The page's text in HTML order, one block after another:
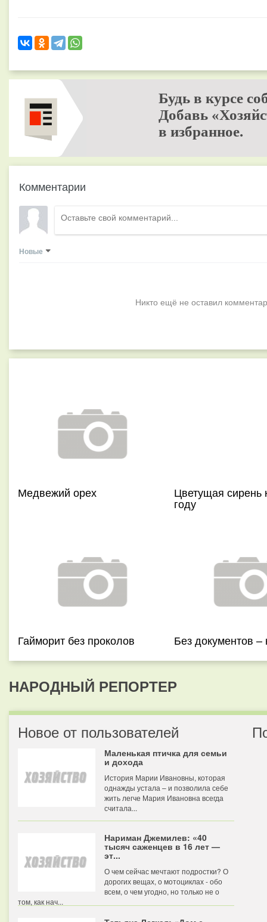
Будь в курсе
Добавь
в избранное.
Комментарии
Новые
Никто ещё не оставил
Медвежий орех Цветущая сирень
году
Гайморит без проколов Без документов –
НАРОДНЫЙ РЕПОРТЕР
Новое от пользователей
Маленькая птичка для семьи
и дохода
История Марии Ивановны, которая
однажды устала – и позволила себе
жить легче Мария Ивановна всегда
считала...
Нариман Джемилев: «40
тысяч саженцев в 16 лет —
эт...
О чем сейчас мечтают подростки? О
дорогих вещах, о мотоциклах - обо
всем, о чем угодно, но только не о
том, как нач...